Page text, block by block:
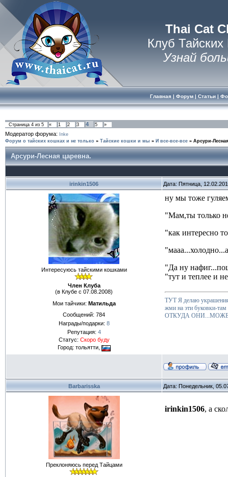
Thai Cat
Клуб
Узнай
Главная| Форум| Статьи|
Страница 4 из 5 « 1 2 3 4 5 »
Модератор форума:
Inke
Форум о тайских кошках и не только » Тайские кошки и мы » И все-все-все » Арсури-
Арсури-Лесная царевна.
irinkin1506 Дата: Пятница,
Интересуюсь тайскими кошками
Член Клуба
(в Клубе с 07.08.2008)
Мои тайчики: Матильда
Сообщений: 784
Награды/подарки: 8
Репутация: 4
Статус: Скоро буду
Город: тольятти,
ну мы тоже
"Мам,ты только
"как интересно
"Да ну
"тут и теплее и
ТУТ Я делаю
жми на эти буковки-
ОТКУДА
Barbarisska Дата: Понедельник,
Преклоняюсь перед Тайцами
irinkin1506, а